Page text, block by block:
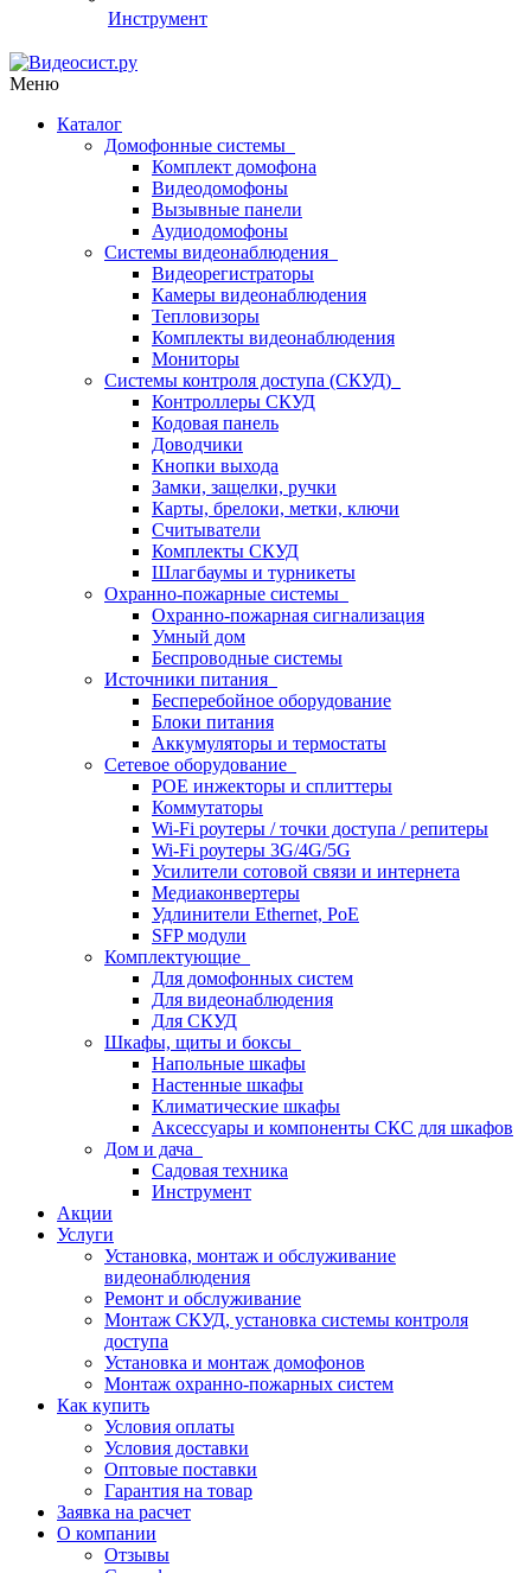
Инструмент
Меню
Каталог
Домофонные системы
Комплект домофона
Видеодомофоны
Вызывные панели
Аудиодомофоны
Системы видеонаблюдения
Видеорегистраторы
Камеры видеонаблюдения
Тепловизоры
Комплекты видеонаблюдения
Мониторы
Системы контроля доступа (СКУД)
Контроллеры СКУД
Кодовая панель
Доводчики
Кнопки выхода
Замки, защелки, ручки
Карты, брелоки, метки, ключи
Считыватели
Комплекты СКУД
Шлагбаумы и турникеты
Охранно-пожарные системы
Охранно-пожарная сигнализация
Умный дом
Беспроводные системы
Источники питания
Бесперебойное оборудование
Блоки питания
Аккумуляторы и термостаты
Сетевое оборудование
POE инжекторы и сплиттеры
Коммутаторы
Wi-Fi роутеры / точки доступа / репитеры
Wi-Fi роутеры 3G/4G/5G
Усилители сотовой связи и интернета
Медиаконвертеры
Удлинители Ethernet, PoE
SFP модули
Комплектующие
Для домофонных систем
Для видеонаблюдения
Для СКУД
Шкафы, щиты и боксы
Напольные шкафы
Настенные шкафы
Климатические шкафы
Аксессуары и компоненты СКС для шкафов
Дом и дача
Садовая техника
Инструмент
Акции
Услуги
Установка, монтаж и обслуживание
видеонаблюдения
Ремонт и обслуживание
Монтаж СКУД, установка системы контроля
доступа
Установка и монтаж домофонов
Монтаж охранно-пожарных систем
Как купить
Условия оплаты
Условия доставки
Оптовые поставки
Гарантия на товар
Заявка на расчет
О компании
Отзывы